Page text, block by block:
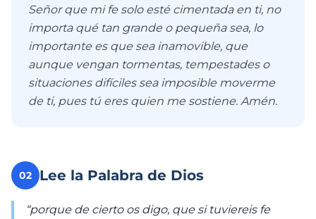
Señor que mi fe solo esté cimentada en ti, no
importa qué tan grande o pequeña sea, lo
importante es que sea inamovible, que
aunque vengan tormentas, tempestades o
situaciones difíciles sea imposible moverme
de ti, pues tú eres quien me sostiene. Amén.
02 Lee la Palabra de Dios
“porque de cierto os digo, que si tuviereis fe